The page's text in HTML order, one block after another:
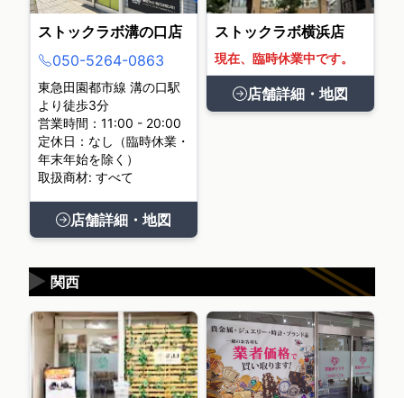
ストックラボ溝の口店
050-5264-0863
東急田園都市線 溝の口駅
より徒歩3分
営業時間：11:00 - 20:00
定休日：なし（臨時休業・
年末年始を除く）
取扱商材: すべて
店舗詳細・地図
ストックラボ横浜店
現在、臨時休業中です。
店舗詳細・地図
関西
▶